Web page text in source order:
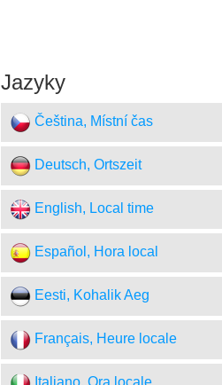
Jazyky
Čeština, Místní čas
Deutsch, Ortszeit
English, Local time
Español, Hora local
Eesti, Kohalik Aeg
Français, Heure locale